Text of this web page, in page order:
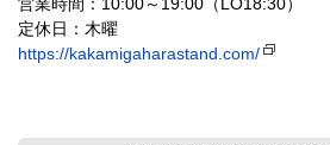
営業時間：10:00～19:00（LO18:30）
定休日：木曜
https://kakamigaharastand.com/